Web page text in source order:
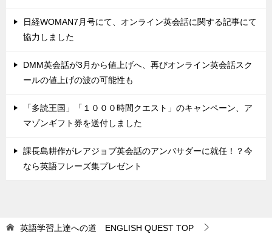
日経WOMAN7月号にて、オンライン英会話に関する記事にて
協力しました
DMM英会話が3月から値上げへ、再びオンライン英会話スク
ールの値上げの波の可能性も
「多読王国」「１０００時間クエスト」のキャンペーン、ア
マゾンギフト券を送付しました
課長島耕作がレアジョブ英会話のアンバサダーに就任！？今
なら英語フレーズ集プレゼント
英語学習上達への道 ENGLISH QUEST TOP